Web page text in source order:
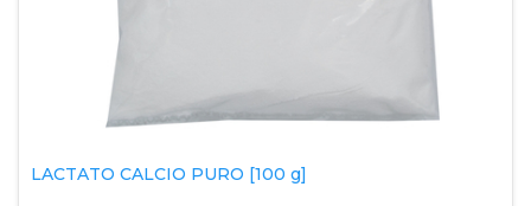
LACTATO CALCIO PURO [100 g]